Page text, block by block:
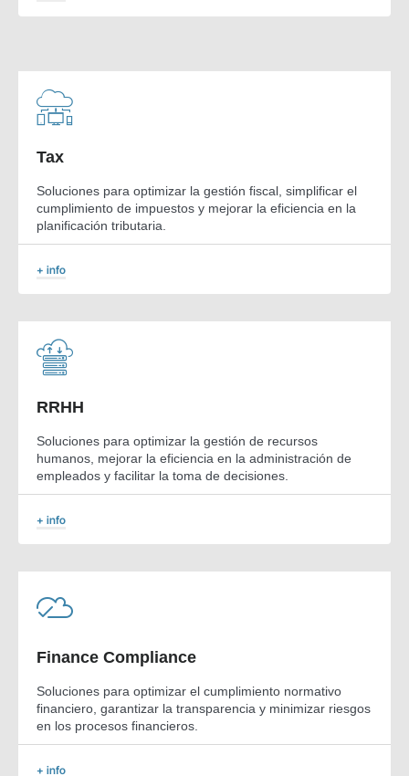
Tax
Soluciones para optimizar la gestión fiscal, simplificar el
cumplimiento de impuestos y mejorar la eficiencia en la
planificación tributaria.
+ info
RRHH
Soluciones para optimizar la gestión de recursos
humanos, mejorar la eficiencia en la administración de
empleados y facilitar la toma de decisiones.
+ info
Finance Compliance
Soluciones para optimizar el cumplimiento normativo
financiero, garantizar la transparencia y minimizar riesgos
en los procesos financieros.
+ info